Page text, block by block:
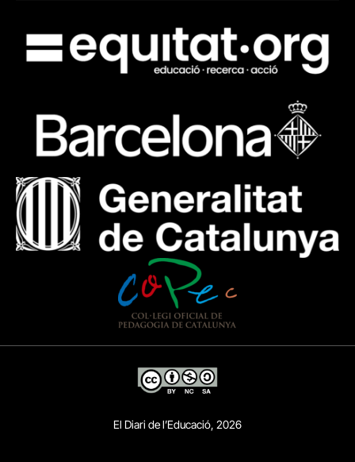
El Diari de l’Educació, 2026